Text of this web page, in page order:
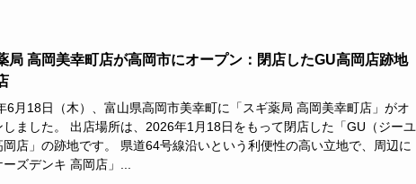
局 高岡美幸町店が高岡市にオープン：閉店したGU高岡店跡地
6月18日（木）、富山県高岡市美幸町に「スギ薬局 高岡美幸町店」がオ
しました。 出店場所は、2026年1月18日をもって閉店した「GU（ジーユ
岡店」の跡地です。 県道64号線沿いという利便性の高い立地で、周辺に
ズデンキ 高岡店」...